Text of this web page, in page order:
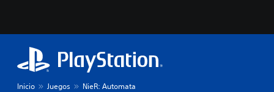
Inicio Juegos NieR: Automata